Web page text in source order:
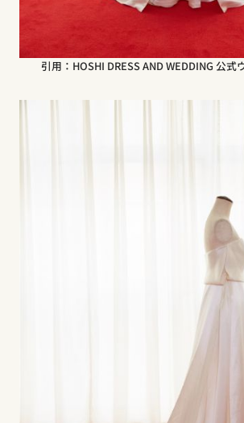
引用：HOSHI DRESS AND WEDDING 公式